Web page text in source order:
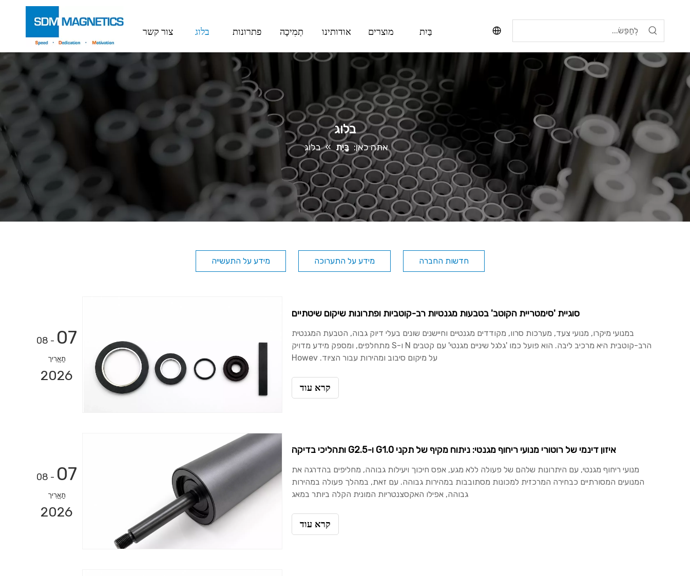
בַּיִת מוצרים אודותינו תְמִיכָה פתרונות בלוג צור קשר
בלוג
אתה כאן: בַּיִת » בלוג
חדשות החברה מידע על התערוכה מידע על התעשייה
07
- 08
תַאֲרִיך
2026
סוגיית 'סימטריית הקוטב' בטבעות מגנטיות רב-קוטביות ופתרונות שיקום שיטתיים
במנועי מיקרו, מנועי צעד, מערכות סרוו, מקודדים מגנטיים וחיישנים שונים בעלי דיוק גבוה, הטבעת המגנטית
הרב-קוטבית היא מרכיב ליבה. הוא פועל כמו 'גלגל שיניים מגנטי' עם קטבים N ו-S מתחלפים, ומספק מידע מדויק
על מיקום סיבוב ומהירות עבור הציוד. Howev
קרא עוד
07
- 08
תַאֲרִיך
2026
איזון דינמי של רוטורי מנועי ריחוף מגנטי: ניתוח מקיף של תקני G1.0 ו-G2.5 ותהליכי בדיקה
מנועי ריחוף מגנטי, עם היתרונות שלהם של פעולה ללא מגע, אפס חיכוך ויעילות גבוהה, מחליפים בהדרגה את
המנועים המסורתיים כבחירה המרכזית למכונות מסתובבות במהירות גבוהה. עם זאת, במהלך פעולה במהירות
גבוהה, אפילו האקסצנטריות המונית הקלה ביותר במאג
קרא עוד